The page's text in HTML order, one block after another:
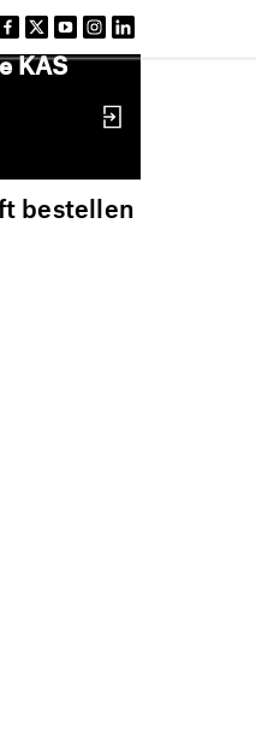
KAS
bestellen